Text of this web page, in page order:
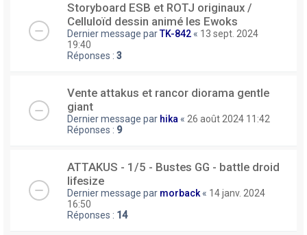
Storyboard ESB et ROTJ originaux /
Celluloïd dessin animé les Ewoks
Dernier message parTK-842 « 13 sept. 2024
19:40
Réponses : 3
Vente attakus et rancor diorama gentle
giant
Dernier message par hika « 26 août 2024 11:42
Réponses : 9
ATTAKUS - 1/5 - Bustes GG - battle droid
lifesize
Dernier message par morback « 14 janv. 2024
16:50
Réponses : 14